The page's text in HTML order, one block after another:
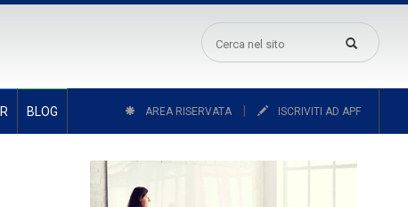
BLOG AREA RISERVATA ISCRIVITI AD APF